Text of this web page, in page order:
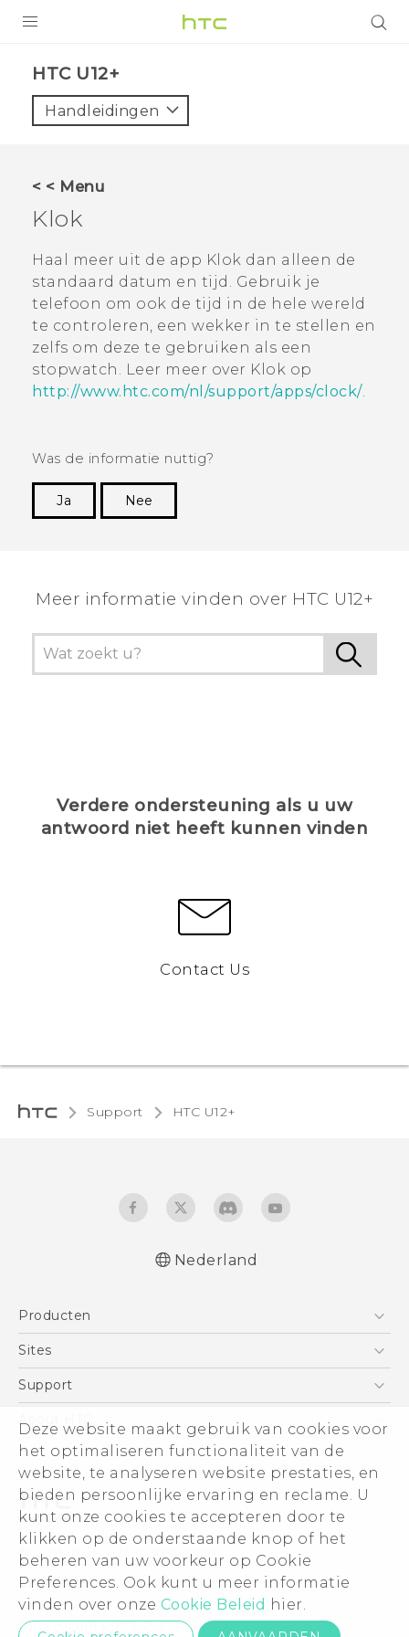
Deze website maakt gebruik van cookies voor
het optimaliseren functionaliteit van de
website, te analyseren website prestaties, en
bieden persoonlijke ervaring en reclame. U
kunt onze cookies te accepteren door te
klikken op de onderstaande knop of het
beheren van uw voorkeur op Cookie
Preferences. Ook kunt u meer informatie
vinden over onze Cookie Beleid hier.
VIVE
HTC Club
SUPPORT
HTC-apparaten & -accessoires
VIVERSE
Aanmelden
HTC U12+‎
Handleidingen
< < Menu
Klok
Haal meer uit de app Klok dan alleen de
standaard datum en tijd. Gebruik je
telefoon om ook de tijd in de hele wereld
te controleren, een wekker in te stellen en
zelfs om deze te gebruiken als een
stopwatch. Leer meer over Klok op
http://www.htc.com/nl/support/apps/clock/.
Was de informatie nuttig?
Ja
Nee
Meer informatie vinden over HTC U12+
Verdere ondersteuning als u uw
antwoord niet heeft kunnen vinden
Contact Us
Support HTC U12+‎
Nederlands - Gids voor veiligheid en
Deutsch - Benutzerhandbuch
Deutsch - Informationen zur Sicherheit und
English - User manual
Safety and regulatory guide
Nederland
Producten
Telefoons
Vive
Accessoires
Sites
HTC Vive
Aan de slag
Support
Support voor eCommerce
About HTC
ESG
Informatie over het bedrijf
Voor beleggers (engels)
Cookie Preferences
Vacatures
Security and Privacy Whitepaper
© 2011-2026 HTC Corporation
Legal terms
Privacycontact: Global-Privacy@htc.com